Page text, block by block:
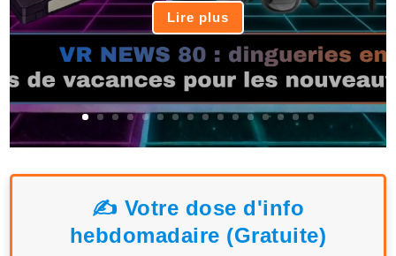
Lire plus
✍️ Votre dose d'info
hebdomadaire (Gratuite)